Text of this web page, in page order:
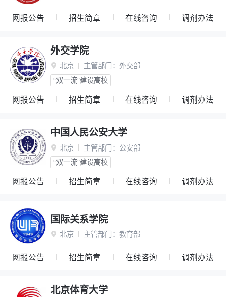
网报公告 招生简章 在线咨询 调剂办法
外交学院
 北京 主管部门： 外交部
“双一流”建设高校
网报公告 招生简章 在线咨询 调剂办法
中国人民公安大学
 北京 主管部门： 公安部
“双一流”建设高校
网报公告 招生简章 在线咨询 调剂办法
国际关系学院
 北京 主管部门： 教育部
网报公告 招生简章 在线咨询 调剂办法
北京体育大学